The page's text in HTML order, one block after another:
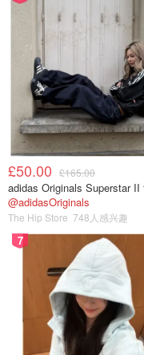
£50.00 £165.00
@adidasOriginals
The Hip Store 748人感兴趣
7